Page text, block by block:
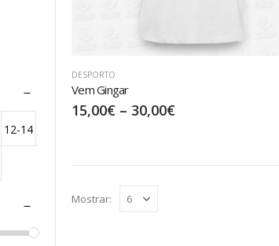
DESPORTO
Vem Gingar
15,00€ – 30,00€
Mostrar:
12-14